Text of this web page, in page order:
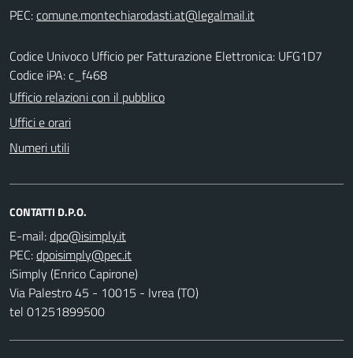
PEC:
Codice Univoco Ufficio per Fatturazione Elettronica: UFG1D7
Codice iPA: c_f468
Ufficio relazioni con il pubblico
Uffici e orari
Numeri utili
CONTATTI D.P.O.
E-mail:
PEC:
iSimply (Enrico Capirone)
Via Palestro 45 - 10015 - Ivrea (TO)
tel 01251899500